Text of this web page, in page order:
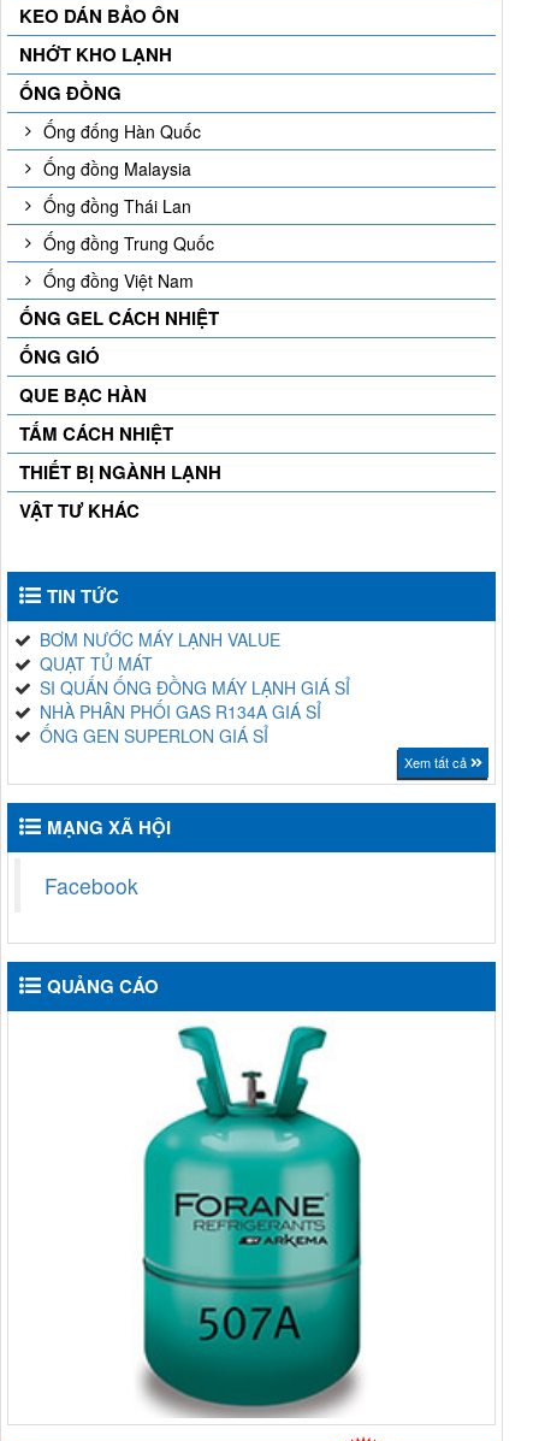
KEO DÁN BẢO ÔN
NHỚT KHO LẠNH
ỐNG ĐỒNG
Ống đống Hàn Quốc
Ống đồng Malaysia
Ống đồng Thái Lan
Ống đồng Trung Quốc
Ống đồng Việt Nam
ỐNG GEL CÁCH NHIỆT
ỐNG GIÓ
QUE BẠC HÀN
TẤM CÁCH NHIỆT
THIẾT BỊ NGÀNH LẠNH
VẬT TƯ KHÁC
TIN TỨC
BƠM NƯỚC MÁY LẠNH VALUE
QUẠT TỦ MÁT
SI QUẤN ỐNG ĐỒNG MÁY LẠNH GIÁ SỈ
NHÀ PHÂN PHỐI GAS R134A GIÁ SỈ
ỐNG GEN SUPERLON GIÁ SỈ
Xem tất cả
MẠNG XÃ HỘI
Facebook
QUẢNG CÁO